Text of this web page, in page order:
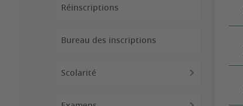
Réinscriptions
Bureau des inscriptions
Scolarité